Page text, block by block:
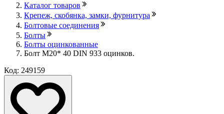
Каталог товаров
Крепеж, скобянка, замки, фурнитура
Болтовые соединения
Болты
Болты оцинкованные
Болт М20* 40 DIN 933 оцинков.
Код: 249159